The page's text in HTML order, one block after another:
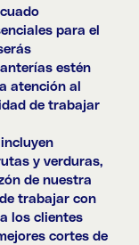
para el
estén
atención al
de trabajar
y verduras,
de nuestra
trabajar con
los clientes
cortes de